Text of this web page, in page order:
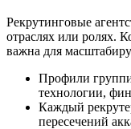
Рекрутинговые
отраслях или ролях.
важна для
Профили
технологии,
Каждый
пересечений